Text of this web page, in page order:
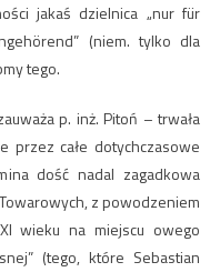
jakaś dzielnica „nur für
(niem. tylko dla
tego.
p. inż. Pitoń – trwała
przez całe dotychczasowe
dość nadal zagadkowa
z powodzeniem
wieku na miejscu owego
(tego, które Sebastian